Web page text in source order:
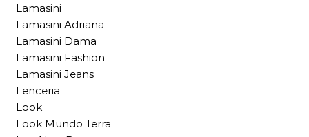
Lamasini
Lamasini Adriana
Lamasini Dama
Lamasini Fashion
Lamasini Jeans
Lenceria
Look
Look Mundo Terra